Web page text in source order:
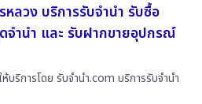
ลวง บริการรับจำนำ รับซื้อ
ำนำ และ รับฝากขายอุปกรณ์
บริการโดย รับจํานํา.com บริการรับจำนำ